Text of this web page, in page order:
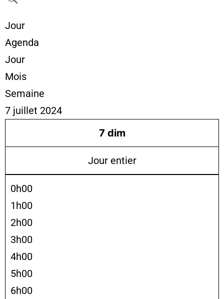
Jour
Agenda
Jour
Mois
Semaine
7 juillet 2024
7 dim
Jour entier
0h00
1h00
2h00
3h00
4h00
5h00
6h00